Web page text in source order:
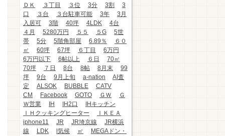
ＤＫ
３丁目 ３位 3分 3割
3
口
３台 ３台駐車可能 3年
3月
入居可
3階 40坪 4LDK
4台
４月
5280万円 ５５ ５G
5世
帯
5分 5階角部屋 6.89％
６０
㎡
60坪 67坪 ６丁目
6万円
6万円以下
6帖以上 ６日
70㎡
70坪
７日 8台 8帖 8月末
99
坪
9台 9月上旬 a-nation
AI査
定
ALSOK BUBBLE
CATV
CM
Facebook GOTO ＧＷ
Ｇ
Ｗ営業
IH IH2口
IHキッチン
ＩＨクッキングヒーター
ＩＫＥＡ
iphone11
JR JR埼京線
JR横浜
線
LDK l気候 ㎡
MEGAドン・